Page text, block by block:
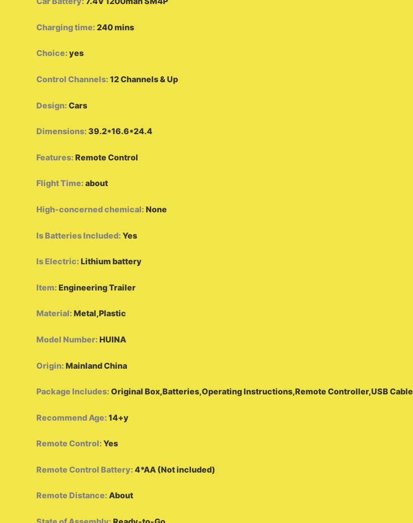
Charging time: 240 mins
Choice: yes
Control Channels: 12 Channels & Up
Design: Cars
Dimensions: 39.2*16.6*24.4
Features: Remote Control
Flight Time: about
High-concerned chemical: None
Is Batteries Included: Yes
Is Electric: Lithium battery
Item: Engineering Trailer
Material: Metal,Plastic
Model Number: HUINA
Origin: Mainland China
Package Includes: Original Box,Batteries,Operating Instructions,Remote Controller,USB Cable
Recommend Age: 14+y
Remote Control: Yes
Remote Control Battery: 4*AA (Not included)
Remote Distance: About